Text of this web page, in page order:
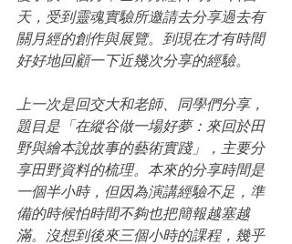
天，受到靈魂實驗所邀請去分享過去有
關月經的創作與展覽。到現在才有時間
好好地回顧一下近幾次分享的經驗。
上一次是回交大和老師、同學們分享，
題目是「在縱谷做一場好夢：來回於田
野與繪本說故事的藝術實踐」，主要分
享田野資料的梳理。本來的分享時間是
一個半小時，但因為演講經驗不足，準
備的時候怕時間不夠也把簡報越塞越
滿。沒想到後來三個小時的課程，幾乎